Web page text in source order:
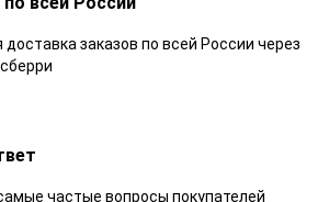
доставка заказов по всей России через
частые вопросы покупателей